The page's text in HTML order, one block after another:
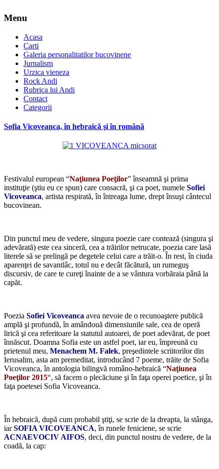
Menu
Acasa
Carti
Galeria personalitatilor bucovinene
Jurnalism
Urzica vieneza
Rock Andi
Rubrica lui Andi
Contact
Categorii
Sofia Vicoveanca, în hebraică şi în română
Festivalul european “Naţiunea Poeţilor” înseamnă şi prima
instituţie (ştiu eu ce spun) care consacră, şi ca poet, numele Sofiei
Vicoveanca, artista respirată, în întreaga lume, drept însuşi cântecul
bucovinean.
Din punctul meu de vedere, singura poezie care contează (singura şi
adevărată) este cea sinceră, cea a trăirilor netrucate, poezia care lasă
literele să se prelingă pe degetele celui care a trăit-o. În rest, în ciuda
aparenţei de savantlâc, totul nu e decât făcătură, un rumeguş
discursiv, de care te cureţi înainte de a se vântura vorbăraia până la
capăt.
Poezia Sofiei Vicoveanca avea nevoie de o recunoaştere publică
amplă şi profundă, în amândouă dimensiunile sale, cea de operă
lirică şi cea referitoare la statutul autoarei, de poet adevărat, de poet
înnăscut. Doamna Sofia este un astfel poet, iar eu, împreună cu
prietenul meu, Menachem M. Falek, preşedintele scriitorilor din
Ierusalim, asta am premeditat, introducând 7 poeme, trăite de Sofia
Vicoveanca, în antologia bilingvă româno-hebraică “Naţiunea
Poeţilor 2015“, să facem o plecăciune şi în faţa operei poetice, şi în
faţa poetesei Sofia Vicoveanca.
În hebraică, după cum probabil ştiţi, se scrie de la dreapta, la stânga,
iarSOFIA VICOVEANCA, în runele feniciene, se scrie
ACNAEVOCIV AIFOS, deci, din punctul nostru de vedere, de la
coadă, la cap: